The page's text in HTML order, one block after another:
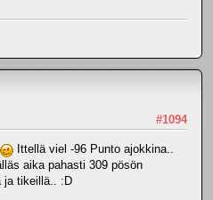
#1094
Ittellä viel -96 Punto ajokkina..
aika pahasti 309 pösön
ja tikeillä.. :D